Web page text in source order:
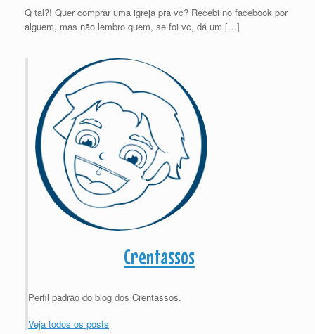
Q tal?! Quer comprar uma igreja pra vc? Recebi no facebook por
alguem, mas não lembro quem, se foi vc, dá um […]
Crentassos
Perfil padrão do blog dos Crentassos.
Veja todos os posts